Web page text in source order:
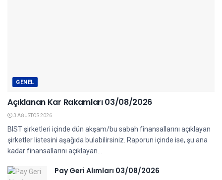
GENEL
Açıklanan Kar Rakamları 03/08/2026
3 AĞUSTOS 2026
BIST şirketleri içinde dün akşam/bu sabah finansallarını açıklayan
şirketler listesini aşağıda bulabilirsiniz. Raporun içinde ise, şu ana
kadar finansallarını açıklayan...
Pay Geri Alımları 03/08/2026